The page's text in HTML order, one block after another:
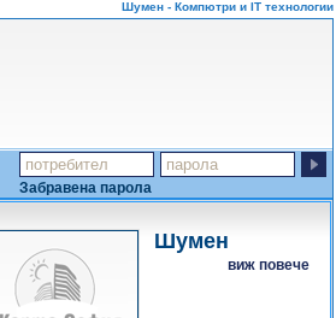
Шумен - Компютри и IT технологии
Забравена парола
Шумен
виж повече